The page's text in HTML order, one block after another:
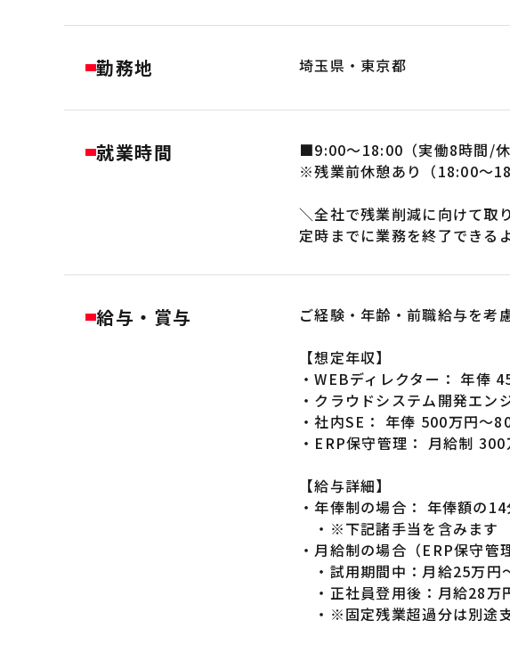
勤務地 埼玉県・東京都
就業時間
■9:00～18:00（実働8時間/休
※残業前休憩あり（18:00～
＼全社で残業削減に向けて取
定時までに業務を終了できる
給与・賞与
ご経験・年齢・前職給与を考
【想定年収】
・WEBディレクター： 年俸
・クラウドシステム開発エ
・社内SE： 年俸 500万円～
・ERP保守管理： 月給制
【給与詳細】
・年俸制の場合： 年俸額の
・※下記諸手当を含みます
・月給制の場合（ERP保守管
・試用期間中：月給25万円
・正社員登用後：月給28万
・※固定残業超過分は別途